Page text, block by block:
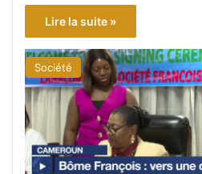
Lire la suite »
Société